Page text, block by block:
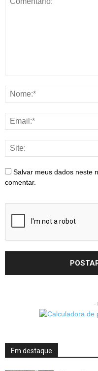
Salvar meus dados neste
comentar.
-
Em destaque